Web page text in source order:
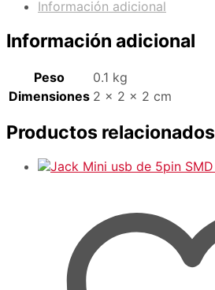
Información adicional
Información adicional
Peso
0.1 kg
Dimensiones 2 × 2 × 2 cm
Productos relacionados